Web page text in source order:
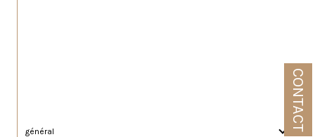
CONTACT
général